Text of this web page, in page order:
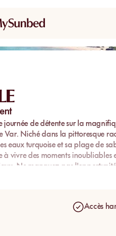
journée de détente sur la
Var. Niché dans la pittoresque
eaux turquoise et sa plage de
à vivre des moments inoubliables
Ne manquez pas
dès maintenant sur MySunbed
la plage privée de La Favouille,
Accès